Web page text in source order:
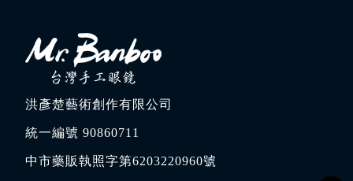
洪彥楚藝術創作有限公司
統一編號 90860711
中市藥販執照字第6203220960號